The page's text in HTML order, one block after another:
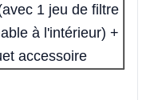
1 jeu de filtre
à l'intérieur) +
accessoire